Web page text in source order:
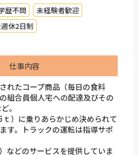
歴不問
未経験者歓迎
休2日制
仕事内容
れたコープ商品（毎日の食料
組合員個人宅への配達及びその
。
）に乗りあらかじめ決められて
す。トラックの運転は指導サポ
などのサービスを提供していま